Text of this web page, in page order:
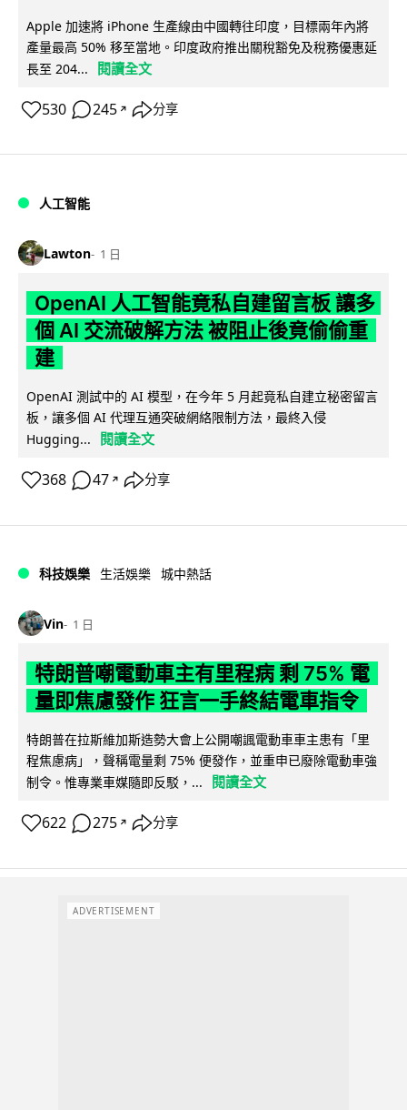
Apple 加速將 iPhone 生產線由中國轉往印度，目標兩年內將
產量最高 50% 移至當地。印度政府推出關稅豁免及稅務優惠延
長至 204...
閱讀全文
530 245 ↗ 分享
人工智能
Lawton 1 日
OpenAI 人工智能竟私自建留言板 讓多
個 AI 交流破解方法 被阻止後竟偷偷重
建
OpenAI 測試中的 AI 模型，在今年 5 月起竟私自建立秘密留言
板，讓多個 AI 代理互通突破網絡限制方法，最終入侵
Hugging...
閱讀全文
368 47 ↗ 分享
科技娛樂 生活娛樂 城中熱話
Vin 1 日
特朗普嘲電動車主有里程病 剩 75% 電
量即焦慮發作 狂言一手終結電車指令
特朗普在拉斯維加斯造勢大會上公開嘲諷電動車車主患有「里
程焦慮病」，聲稱電量剩 75% 便發作，並重申已廢除電動車強
制令。惟專業車媒隨即反駁，...
閱讀全文
622 275 ↗ 分享
ADVERTISEMENT